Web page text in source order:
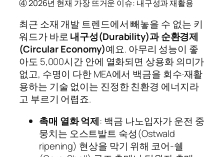
④ 2026년 현재 가장 뜨거운 이슈: 내구성과 재활용
최근 소재 개발 트렌드에서 빼놓을 수 없는 키
워드가 바로내구성(Durability)과 순환경제
(Circular Economy)예요. 아무리 성능이 좋
아도 5,000시간 안에 열화되면 상용화 의미가
없고, 수명이 다한 MEA에서 백금을 회수·재활
용하는 기술 없이는 진정한 친환경 에너지라
고 부르기 어렵죠.
촉매 열화 억제: 백금 나노입자가 운전 중
뭉치는 오스트발트 숙성(Ostwald
ripening) 현상을 막기 위해 코어-쉘